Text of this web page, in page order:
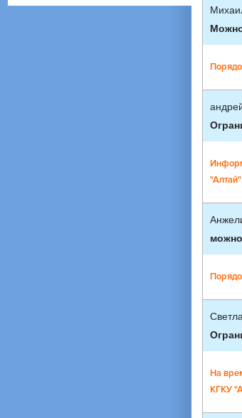
"Алтай"
На
КГКУ